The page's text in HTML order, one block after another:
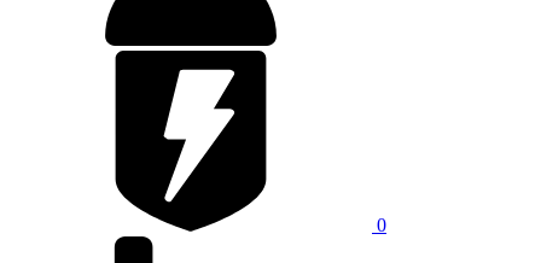
0